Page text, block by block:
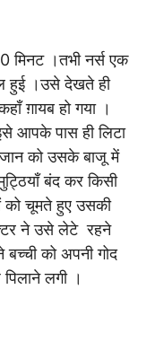
मिनट ।तभी नर्स एक
हुई ।उसे देखते ही
ग़ायब हो गया ।
आपके पास ही लिटा
को उसके बाजू में
बंद कर किसी
को चूमते हुए उसकी
ने उसे लेटे रहने
बच्ची को अपनी गोद
लगी ।